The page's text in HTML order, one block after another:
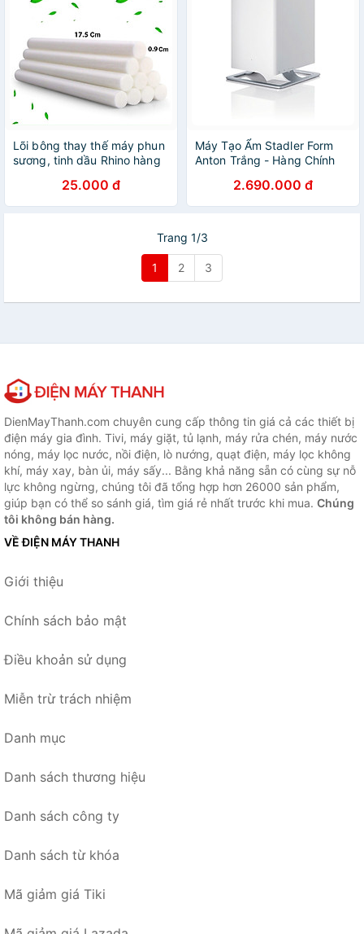
Lõi bông thay thế máy phun
sương, tinh dầu Rhino hàng
25.000 đ
Máy Tạo Ẩm Stadler Form
Anton Trắng - Hàng Chính
2.690.000 đ
Trang 1/3
1 2 3
DienMayThanh.com chuyên cung cấp thông tin giá cả các thiết bị
điện máy gia đình. Tivi, máy giặt, tủ lạnh, máy rửa chén, máy nước
nóng, máy lọc nước, nồi điện, lò nướng, quạt điện, máy lọc không
khí, máy xay, bàn ủi, máy sấy... Bằng khả năng sẵn có cùng sự nỗ
lực không ngừng, chúng tôi đã tổng hợp hơn 26000 sản phẩm,
giúp bạn có thể so sánh giá, tìm giá rẻ nhất trước khi mua. Chúng
tôi không bán hàng.
VỀ ĐIỆN MÁY THANH
Giới thiệu
Chính sách bảo mật
Điều khoản sử dụng
Miễn trừ trách nhiệm
Danh mục
Danh sách thương hiệu
Danh sách công ty
Danh sách từ khóa
Mã giảm giá Tiki